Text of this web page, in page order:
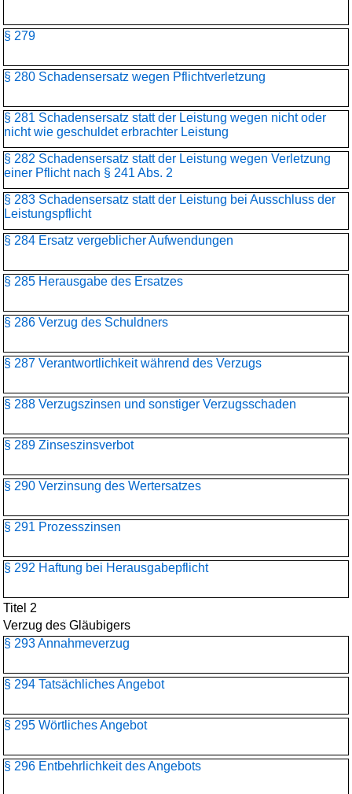
§ 279
§ 280 Schadensersatz wegen Pflichtverletzung
§ 281 Schadensersatz statt der Leistung wegen nicht oder
nicht wie geschuldet erbrachter Leistung
§ 282 Schadensersatz statt der Leistung wegen Verletzung
einer Pflicht nach § 241 Abs. 2
§ 283 Schadensersatz statt der Leistung bei Ausschluss der
Leistungspflicht
§ 284 Ersatz vergeblicher Aufwendungen
§ 285 Herausgabe des Ersatzes
§ 286 Verzug des Schuldners
§ 287 Verantwortlichkeit während des Verzugs
§ 288 Verzugszinsen und sonstiger Verzugsschaden
§ 289 Zinseszinsverbot
§ 290 Verzinsung des Wertersatzes
§ 291 Prozesszinsen
§ 292 Haftung bei Herausgabepflicht
Titel 2
Verzug des Gläubigers
§ 293 Annahmeverzug
§ 294 Tatsächliches Angebot
§ 295 Wörtliches Angebot
§ 296 Entbehrlichkeit des Angebots